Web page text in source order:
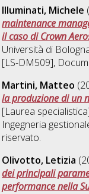
Illuminati, Michele
maintenance
il caso di Crown
Università di
[LS-DM509],
Martini, Matteo
la produzione di un
[Laurea
Ingegneria
riservato.
Olivotto, Letizia
dei principali
performance nella